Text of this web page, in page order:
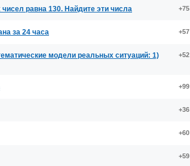
равна 130. Найдите эти числа +75
за 24 часа +57
модели реальных ситуаций: 1)
+52
+99
+36
+60
+59